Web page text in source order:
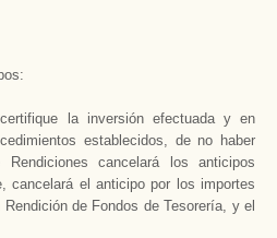
la inversión efectuada y en
establecidos, de no haber
cancelará los anticipos
cancelará el anticipo por los importes
de Fondos de Tesorería, y el